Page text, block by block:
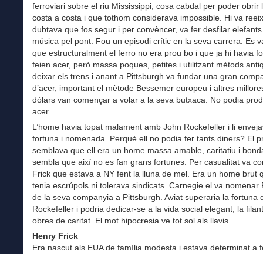
ferroviari sobre el riu Mississippi, cosa cabdal per poder obrir
costa a costa i que tothom considerava impossible. Hi va
dubtava que fos segur i per convèncer, va fer desfilar
música pel pont. Fou un episodi crític en la seva carrera. Es
que estructuralment el ferro no era prou bo i que ja hi havia
feien acer, però massa poques, petites i utilitzant mètods
deixar els trens i anant a Pittsburgh va fundar una gran
d’acer, important el mètode Bessemer europeu i altres
dòlars van començar a volar a la seva butxaca. No podia
acer.
L’home havia topat malament amb John Rockefeller i li
fortuna i nomenada. Perquè ell no podia fer tants diners? El
semblava que ell era un home massa amable, caritatiu i
sembla que així no es fan grans fortunes. Per casualitat va
Frick que estava a NY fent la lluna de mel. Era un home brut
tenia escrúpols ni tolerava sindicats. Carnegie el va nomenar
de la seva companyia a Pittsburgh. Aviat superaria la fortuna
Rockefeller i podria dedicar-se a la vida social elegant, la
obres de caritat. El mot hipocresia ve tot sol als llavis.
Henry Frick
Era nascut als EUA de família modesta i estava determinat a